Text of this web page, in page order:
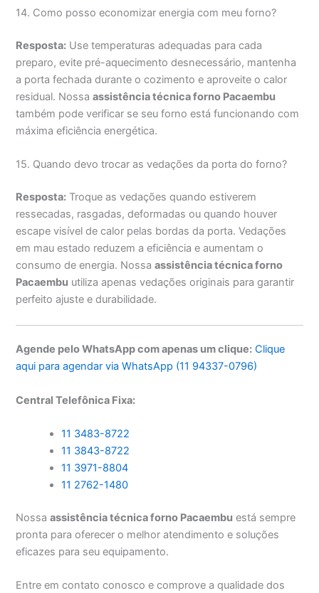
14. Como posso economizar energia com meu forno?
Resposta: Use temperaturas adequadas para cada
preparo, evite pré-aquecimento desnecessário, mantenha
a porta fechada durante o cozimento e aproveite o calor
residual. Nossaassistência técnica forno Pacaembu
também pode verificar se seu forno está funcionando com
máxima eficiência energética.
15. Quando devo trocar as vedações da porta do forno?
Resposta: Troque as vedações quando estiverem
ressecadas, rasgadas, deformadas ou quando houver
escape visível de calor pelas bordas da porta. Vedações
em mau estado reduzem a eficiência e aumentam o
consumo de energia. Nossaassistência técnica forno
Pacaembu utiliza apenas vedações originais para garantir
perfeito ajuste e durabilidade.
Agende pelo WhatsApp com apenas um clique: Clique
aqui para agendar via WhatsApp (11 94337-0796)
Central Telefônica Fixa:
11 3483-8722
11 3843-8722
11 3971-8804
11 2762-1480
Nossaassistência técnica forno Pacaembu está sempre
pronta para oferecer o melhor atendimento e soluções
eficazes para seu equipamento.
Entre em contato conosco e comprove a qualidade dos